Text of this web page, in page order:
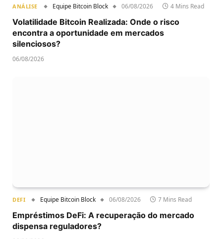
ANÁLISE Equipe Bitcoin Block 06/08/2026 4 Mins Read
Volatilidade Bitcoin Realizada: Onde o risco
encontra a oportunidade em mercados
silenciosos?
06/08/2026
DEFI Equipe Bitcoin Block 06/08/2026 7 Mins Read
Empréstimos DeFi: A recuperação do mercado
dispensa reguladores?